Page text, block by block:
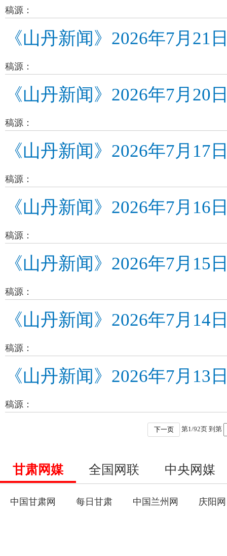
稿源：
《山丹新闻》2026年7月21
稿源：
《山丹新闻》2026年7月20
稿源：
《山丹新闻》2026年7月17
稿源：
《山丹新闻》2026年7月16
稿源：
《山丹新闻》2026年7月15
稿源：
《山丹新闻》2026年7月14
稿源：
《山丹新闻》2026年7月13
稿源：
下一页 第1/92页 到第
甘肃网媒 全国网联 中央网媒
中国甘肃网 每日甘肃 中国兰州网 庆阳网